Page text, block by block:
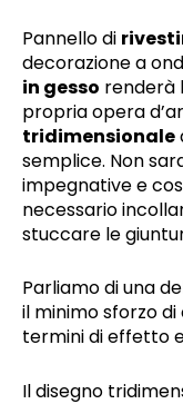
Pannello di
decorazione a
in gesso renderà
propria opera
tridimensionale
semplice. Non
impegnative e
necessario
stuccare le
Parliamo di una
il minimo sforzo
termini di effetto
Il disegno